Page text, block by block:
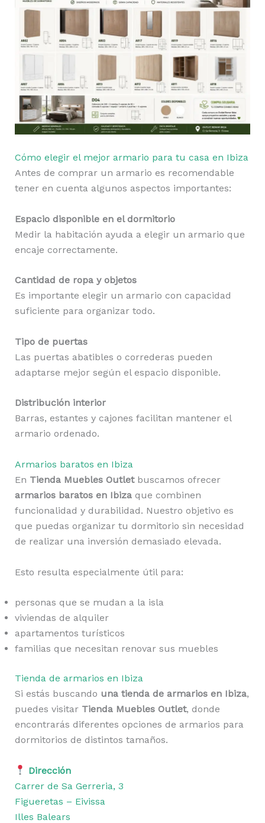
Cómo elegir el mejor armario para tu casa en Ibiza
Antes de comprar un armario es recomendable
tener en cuenta algunos aspectos importantes:
Espacio disponible en el dormitorio
Medir la habitación ayuda a elegir un armario que
encaje correctamente.
Cantidad de ropa y objetos
Es importante elegir un armario con capacidad
suficiente para organizar todo.
Tipo de puertas
Las puertas abatibles o correderas pueden
adaptarse mejor según el espacio disponible.
Distribución interior
Barras, estantes y cajones facilitan mantener el
armario ordenado.
Armarios baratos en Ibiza
En Tienda Muebles Outletbuscamos ofrecer
armarios baratos en Ibizaque combinen
funcionalidad y durabilidad. Nuestro objetivo es
que puedas organizar tu dormitorio sin necesidad
de realizar una inversión demasiado elevada.
Esto resulta especialmente útil para:
personas que se mudan a la isla
viviendas de alquiler
apartamentos turísticos
familias que necesitan renovar sus muebles
Tienda de armarios en Ibiza
Si estás buscando una tienda de armarios en Ibiza,
puedes visitar Tienda Muebles Outlet, donde
encontrarás diferentes opciones de armarios para
dormitorios de distintos tamaños.
Dirección
Carrer de Sa Gerreria, 3
Figueretas – Eivissa
Illes Balears